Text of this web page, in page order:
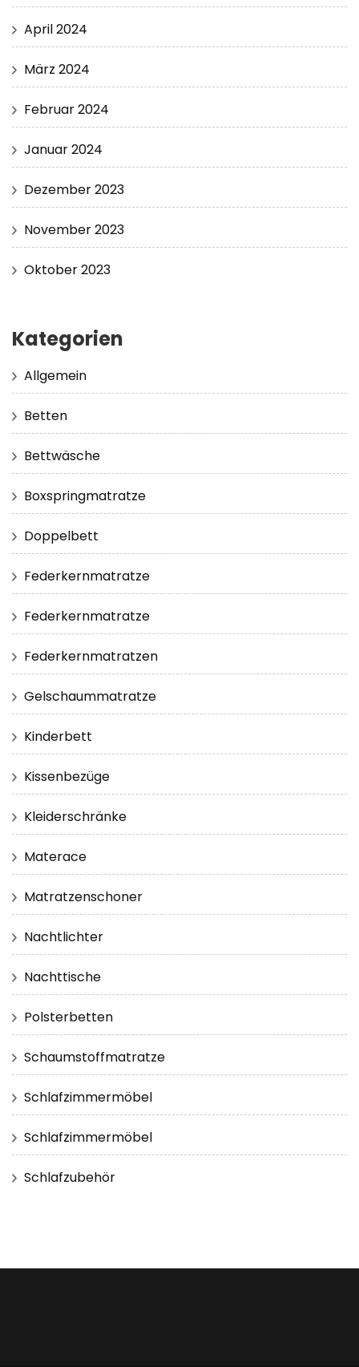
April 2024
März 2024
Februar 2024
Januar 2024
Dezember 2023
November 2023
Oktober 2023
Kategorien
Allgemein
Betten
Bettwäsche
Boxspringmatratze
Doppelbett
Federkernmatratze
Federkernmatratze
Federkernmatratzen
Gelschaummatratze
Kinderbett
Kissenbezüge
Kleiderschränke
Materace
Matratzenschoner
Nachtlichter
Nachttische
Polsterbetten
Schaumstoffmatratze
Schlafzimmermöbel
Schlafzimmermöbel
Schlafzubehör